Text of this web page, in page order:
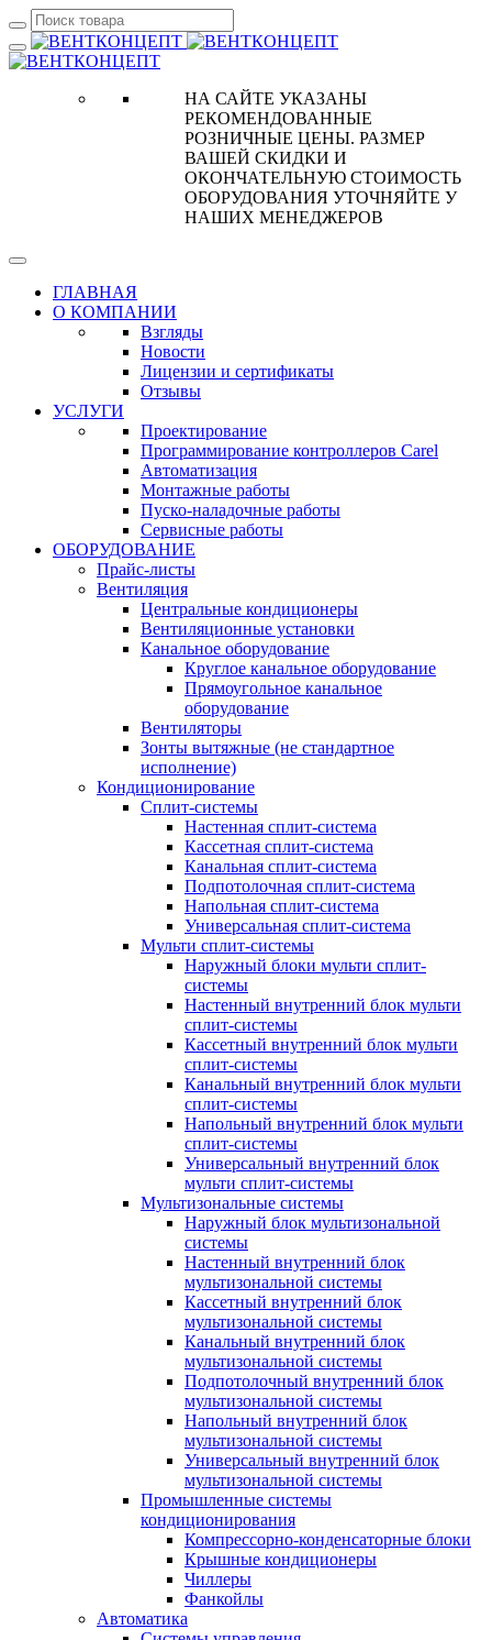
НА САЙТЕ УКАЗАНЫ
РЕКОМЕНДОВАННЫЕ
РОЗНИЧНЫЕ ЦЕНЫ. РАЗМЕР
ВАШЕЙ СКИДКИ И
ОКОНЧАТЕЛЬНУЮ СТОИМОСТЬ
ОБОРУДОВАНИЯ УТОЧНЯЙТЕ У
НАШИХ МЕНЕДЖЕРОВ
ГЛАВНАЯ
О КОМПАНИИ
Взгляды
Новости
Лицензии и сертификаты
Отзывы
УСЛУГИ
Проектирование
Программирование контроллеров Carel
Автоматизация
Монтажные работы
Пуско-наладочные работы
Сервисные работы
ОБОРУДОВАНИЕ
Прайс-листы
Вентиляция
Центральные кондиционеры
Вентиляционные установки
Канальное оборудование
Круглое канальное оборудование
Прямоугольное канальное
оборудование
Вентиляторы
Зонты вытяжные (не стандартное
исполнение)
Кондиционирование
Сплит-системы
Настенная сплит-система
Кассетная сплит-система
Канальная сплит-система
Подпотолочная сплит-система
Напольная сплит-система
Универсальная сплит-система
Мульти сплит-системы
Наружный блоки мульти сплит-
системы
Настенный внутренний блок мульти
сплит-системы
Кассетный внутренний блок мульти
сплит-системы
Канальный внутренний блок мульти
сплит-системы
Напольный внутренний блок мульти
сплит-системы
Универсальный внутренний блок
мульти сплит-системы
Мультизональные системы
Наружный блок мультизональной
системы
Настенный внутренний блок
мультизональной системы
Кассетный внутренний блок
мультизональной системы
Канальный внутренний блок
мультизональной системы
Подпотолочный внутренний блок
мультизональной системы
Напольный внутренний блок
мультизональной системы
Универсальный внутренний блок
мультизональной системы
Промышленные системы
кондиционирования
Компрессорно-конденсаторные блоки
Крышные кондиционеры
Чиллеры
Фанкойлы
Автоматика